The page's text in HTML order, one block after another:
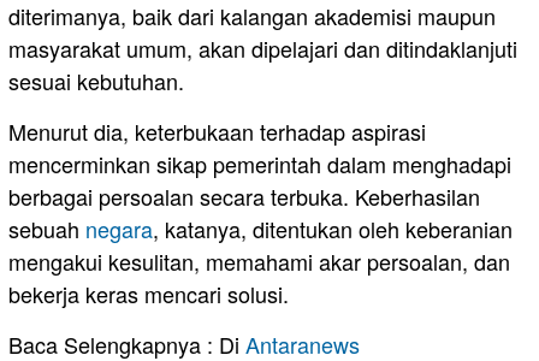
diterimanya, baik dari kalangan akademisi maupun
masyarakat umum, akan dipelajari dan ditindaklanjuti
sesuai kebutuhan.
Menurut dia, keterbukaan terhadap aspirasi
mencerminkan sikap pemerintah dalam menghadapi
berbagai persoalan secara terbuka. Keberhasilan
sebuah negara, katanya, ditentukan oleh keberanian
mengakui kesulitan, memahami akar persoalan, dan
bekerja keras mencari solusi.
Baca Selengkapnya : Di Antaranews